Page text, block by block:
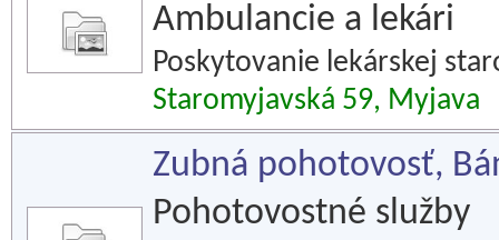
Ambulancie a lekári
Poskytovanie lekárskej
Staromyjavská 59, Myjava
Zubná pohotovosť,
Pohotovostné služby